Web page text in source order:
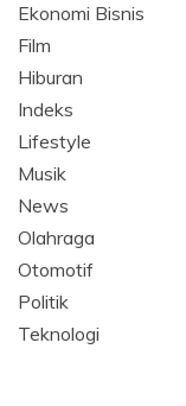
Ekonomi Bisnis
Film
Hiburan
Indeks
Lifestyle
Musik
News
Olahraga
Otomotif
Politik
Teknologi